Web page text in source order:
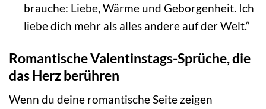
brauche: Liebe, Wärme und Geborgenheit. Ich
liebe dich mehr als alles andere auf der Welt.“
Romantische Valentinstags-Sprüche, die
das Herz berühren
Wenn du deine romantische Seite zeigen